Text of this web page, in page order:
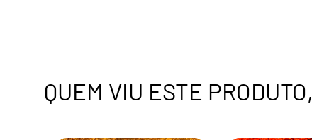
QUEM VIU ESTE PRODUTO,